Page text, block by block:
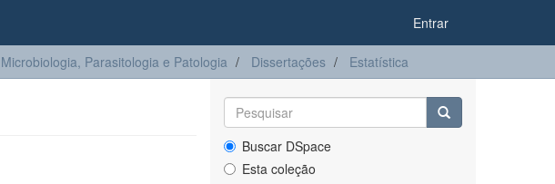
Entrar
Parasitologia e Patologia Dissertações Estatística
Buscar DSpace
Esta coleção